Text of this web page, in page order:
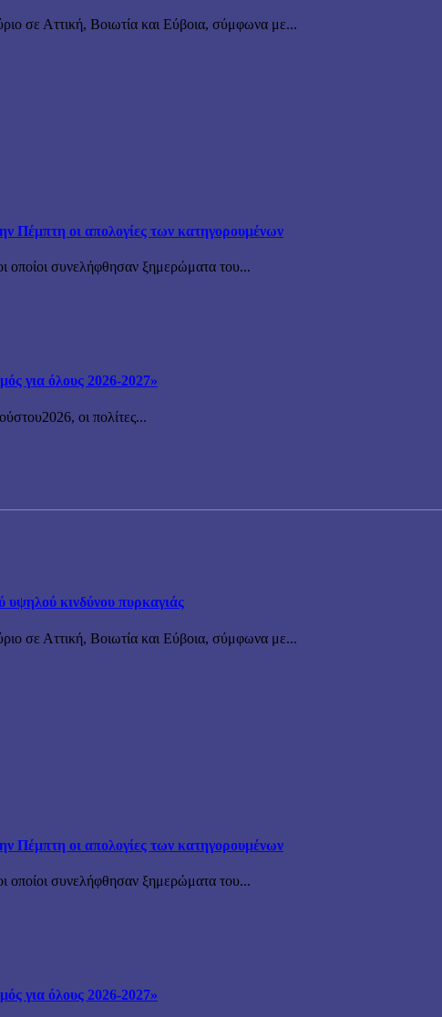
σε Αττική, Βοιωτία και Εύβοια, σύμφωνα με...
Πέμπτη οι απολογίες των κατηγορουμένων
οποίοι συνελήφθησαν ξημερώματα του...
για όλους 2026-2027»
οι πολίτες...
υψηλού κινδύνου πυρκαγιάς
σε Αττική, Βοιωτία και Εύβοια, σύμφωνα με...
Πέμπτη οι απολογίες των κατηγορουμένων
οποίοι συνελήφθησαν ξημερώματα του...
για όλους 2026-2027»